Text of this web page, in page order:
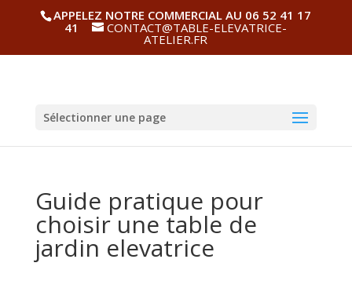
APPELEZ NOTRE COMMERCIAL AU 06 52 41 17
41
CONTACT@TABLE-ELEVATRICE-
ATELIER.FR
Sélectionner une page
Guide pratique pour
choisir une table de
jardin elevatrice